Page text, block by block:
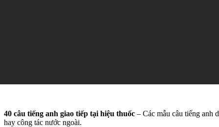
40 câu tiếng anh giao tiếp tại hiệu thuốc – Các mẫu câu tiếng anh
hay công tác nước ngoài.